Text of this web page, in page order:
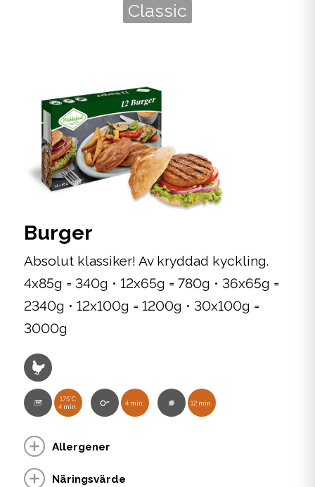
Classic
175°C
4 min.
4 min. 12 min.
Allergener
Näringsvärde
Burger
Absolut klassiker! Av kryddad kyckling.
4x85g = 340g • 12x65g = 780g • 36x65g =
2340g • 12x100g = 1200g • 30x100g =
3000g